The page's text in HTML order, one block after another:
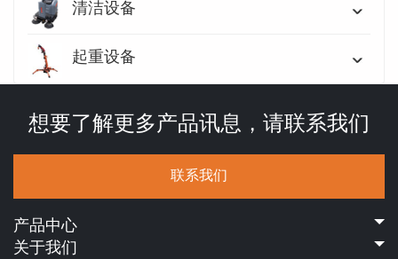
清洁设备
起重设备
想要了解更多产品讯息，请联系我们
联系我们
产品中心
关于我们